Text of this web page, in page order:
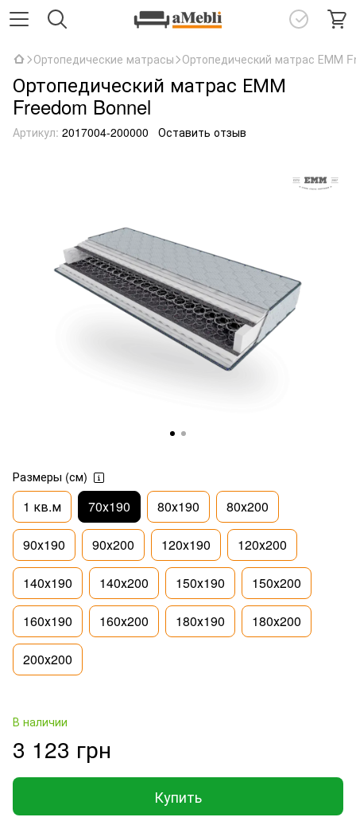
Ортопедические матрасы Ортопедический матрас ЕММ
Ортопедический матрас ЕММ
Freedom Bonnel
Артикул: 2017004-200000 Оставить отзыв
Размеры (см)
1 кв.м 70х190 80х190 80х200
90х190 90х200 120х190 120х200
140х190 140х200 150х190 150х200
160х190 160х200 180х190 180х200
200х200
В наличии
3 123 грн
Купить